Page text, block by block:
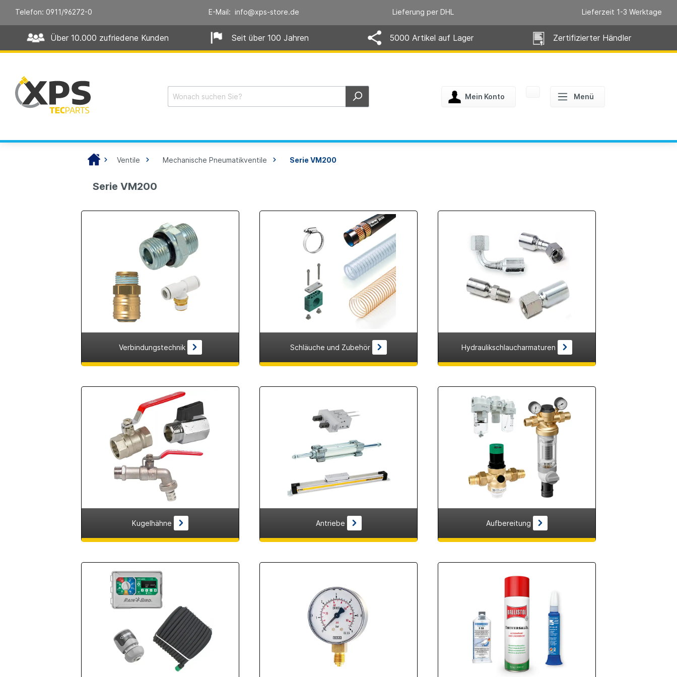
Telefon: 0911/96272-0 E-Mail: info@xps-store.de Lieferung per DHL Lieferzeit 1-3 Werktage
Über 10.000 zufriedene Kunden Seit über 100 Jahren 5000 Artikel auf Lager Zertifizierter Händler
Mein Konto Menü
Ventile Mechanische Pneumatikventile Serie VM200
Serie VM200
Verbindungstechnik Schläuche und Zubehör Hydraulikschlaucharmaturen
Kugelhähne Antriebe Aufbereitung